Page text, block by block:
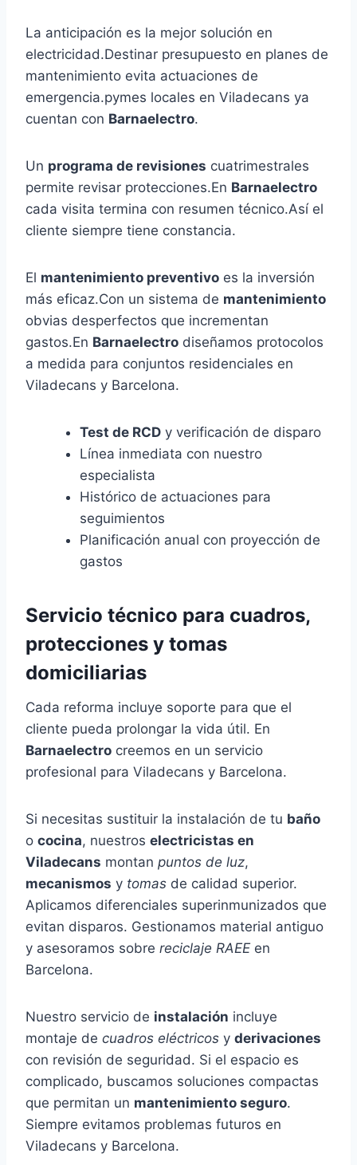
La anticipación es la mejor solución en
electricidad.Destinar presupuesto en planes de
mantenimiento evita actuaciones de
emergencia.pymes locales en Viladecans ya
cuentan con Barnaelectro.
Un programa de revisiones cuatrimestrales
permite revisar protecciones.En Barnaelectro
cada visita termina con resumen técnico.Así el
cliente siempre tiene constancia.
El mantenimiento preventivo es la inversión
más eficaz.Con un sistema de mantenimiento
obvias desperfectos que incrementan
gastos.En Barnaelectro diseñamos protocolos
a medida para conjuntos residenciales en
Viladecans y Barcelona.
Test de RCD y verificación de disparo
Línea inmediata con nuestro
especialista
Histórico de actuaciones para
seguimientos
Planificación anual con proyección de
gastos
Servicio técnico para cuadros,
protecciones y tomas
domiciliarias
Cada reforma incluye soporte para que el
cliente pueda prolongar la vida útil. En
Barnaelectro creemos en un servicio
profesional para Viladecans y Barcelona.
Si necesitas sustituir la instalación de tu baño
o cocina, nuestros electricistas en
Viladecans montan puntos de luz,
mecanismos y tomas de calidad superior.
Aplicamos diferenciales superinmunizados que
evitan disparos. Gestionamos material antiguo
y asesoramos sobre reciclaje RAEE en
Barcelona.
Nuestro servicio de instalación incluye
montaje de cuadros eléctricos y derivaciones
con revisión de seguridad. Si el espacio es
complicado, buscamos soluciones compactas
que permitan un mantenimiento seguro.
Siempre evitamos problemas futuros en
Viladecans y Barcelona.